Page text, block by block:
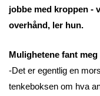
jobbe med kroppen -
overhånd, ler hun.
Mulighetene fant meg
-Det er egentlig en
tenkeboksen om hva